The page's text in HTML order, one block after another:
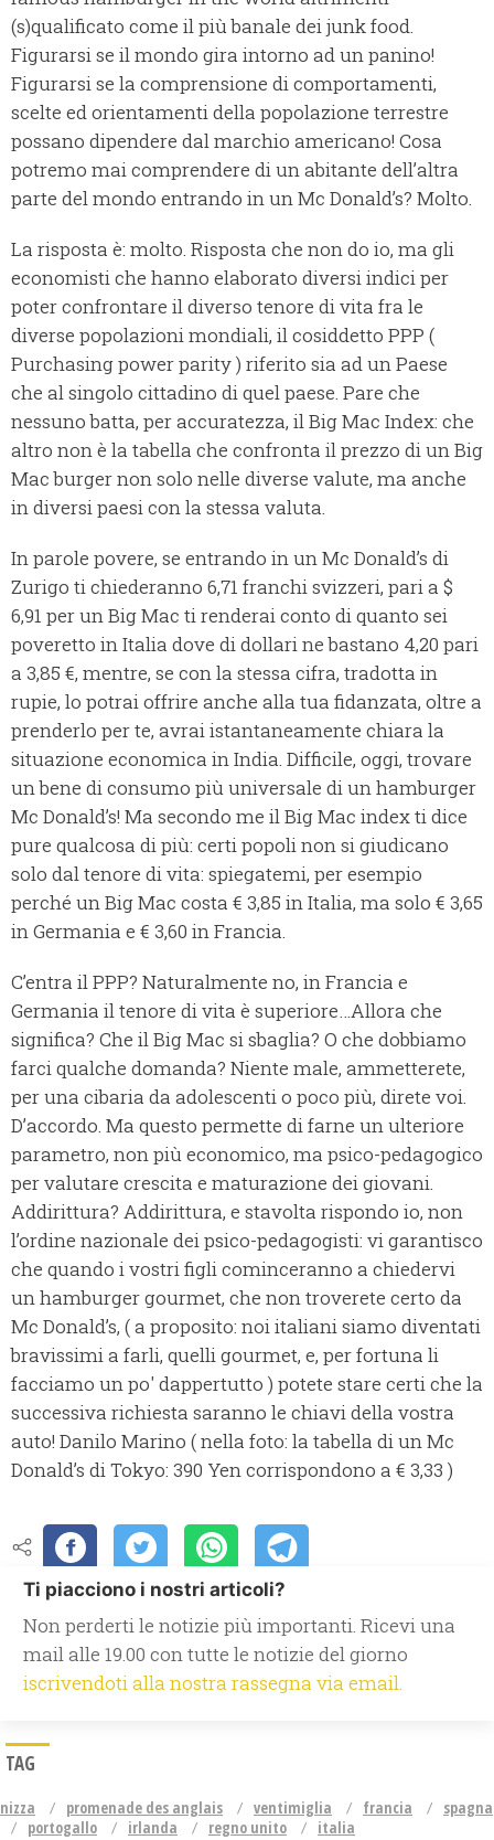
(s)qualificato come il più banale dei junk food.
Figurarsi se il mondo gira intorno ad un panino!
Figurarsi se la comprensione di comportamenti,
scelte ed orientamenti della popolazione terrestre
possano dipendere dal marchio americano! Cosa
potremo mai comprendere di un abitante dell’altra
parte del mondo entrando in un Mc Donald’s? Molto.
La risposta è: molto. Risposta che non do io, ma gli
economisti che hanno elaborato diversi indici per
poter confrontare il diverso tenore di vita fra le
diverse popolazioni mondiali, il cosiddetto PPP (
Purchasing power parity ) riferito sia ad un Paese
che al singolo cittadino di quel paese. Pare che
nessuno batta, per accuratezza, il Big Mac Index: che
altro non è la tabella che confronta il prezzo di un Big
Mac burger non solo nelle diverse valute, ma anche
in diversi paesi con la stessa valuta.
In parole povere, se entrando in un Mc Donald’s di
Zurigo ti chiederanno 6,71 franchi svizzeri, pari a $
6,91 per un Big Mac ti renderai conto di quanto sei
poveretto in Italia dove di dollari ne bastano 4,20 pari
a 3,85 €, mentre, se con la stessa cifra, tradotta in
rupie, lo potrai offrire anche alla tua fidanzata, oltre a
prenderlo per te, avrai istantaneamente chiara la
situazione economica in India. Difficile, oggi, trovare
un bene di consumo più universale di un hamburger
Mc Donald’s! Ma secondo me il Big Mac index ti dice
pure qualcosa di più: certi popoli non si giudicano
solo dal tenore di vita: spiegatemi, per esempio
perché un Big Mac costa € 3,85 in Italia, ma solo € 3,65
in Germania e € 3,60 in Francia.
C’entra il PPP? Naturalmente no, in Francia e
Germania il tenore di vita è superiore…Allora che
significa? Che il Big Mac si sbaglia? O che dobbiamo
farci qualche domanda? Niente male, ammetterete,
per una cibaria da adolescenti o poco più, direte voi.
D’accordo. Ma questo permette di farne un ulteriore
parametro, non più economico, ma psico-pedagogico
per valutare crescita e maturazione dei giovani.
Addirittura? Addirittura, e stavolta rispondo io, non
l’ordine nazionale dei psico-pedagogisti: vi garantisco
che quando i vostri figli cominceranno a chiedervi
un hamburger gourmet, che non troverete certo da
Mc Donald’s, ( a proposito: noi italiani siamo diventati
bravissimi a farli, quelli gourmet, e, per fortuna li
facciamo un po' dappertutto ) potete stare certi che la
successiva richiesta saranno le chiavi della vostra
auto! Danilo Marino ( nella foto: la tabella di un Mc
Donald’s di Tokyo: 390 Yen corrispondono a € 3,33 )
Ti piacciono i nostri articoli?
Non perderti le notizie più importanti. Ricevi una
mail alle 19.00 con tutte le notizie del giorno
iscrivendoti alla nostra rassegna via email.
TAG
nizza promenade des anglais ventimiglia francia
spagna
portogallo
irlanda regno unito italia